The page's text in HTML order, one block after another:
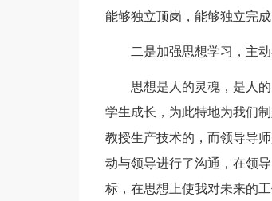
能够独立顶岗，能够独立完
二是加强思想学习，主
思想是人的灵魂，是人
学生成长，为此特地为我们
教授生产技术的，而领导导
动与领导进行了沟通，在领
标，在思想上使我对未来的